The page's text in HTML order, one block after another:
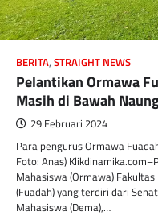
BERITA, STRAIGHT NEWS
Pelantikan Ormawa
Masih di Bawah
29 Februari 2024
Para pengurus Ormawa
Foto: Anas)
Mahasiswa (Ormawa)
(Fuadah) yang terdiri dari
Mahasiswa (Dema),…